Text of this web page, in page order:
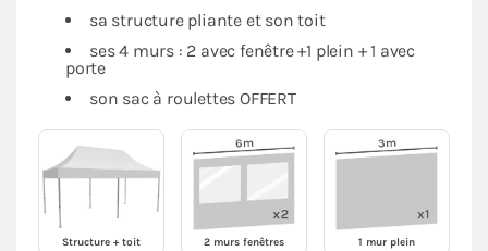
sa structure pliante et son toit
ses 4 murs : 2 avec fenêtre +1 plein + 1 avec
porte
son sac à roulettes OFFERT
Structure + toit 2 murs fenêtres 1 mur plein